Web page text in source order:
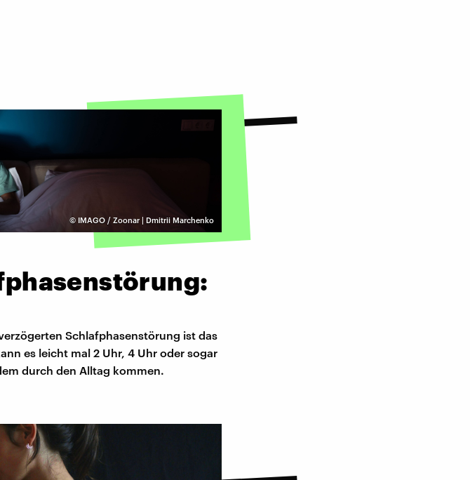
© IMAGO / Zoonar | Dmitrii Marchenko
Schlafphasenstörung ist das
es leicht mal 2 Uhr, 4 Uhr oder sogar
durch den Alltag kommen.